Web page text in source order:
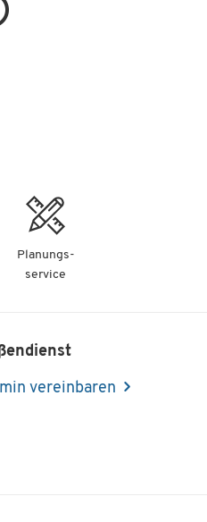
Planungs-
service
vereinbaren